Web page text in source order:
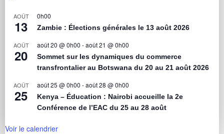
AOÛT
13
0h00
Zambie : Élections générales le 13 août 2026
AOÛT
20
août 20 @ 0h00 -août 21 @ 0h00
Sommet sur les dynamiques du commerce
transfrontalier au Botswana du 20 au 21 août 2026
AOÛT
25
août 25 @ 0h00 -août 28 @ 0h00
Kenya – Éducation : Nairobi accueille la 2e
Conférence de l’EAC du 25 au 28 août
Voir le calendrier